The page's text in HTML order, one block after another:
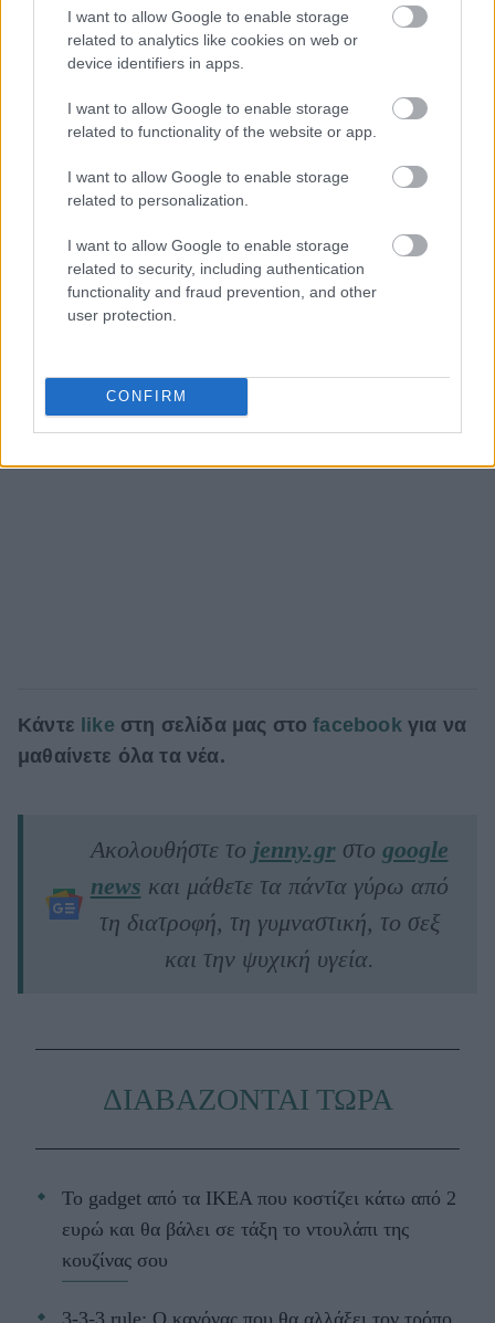
I want to allow Google to enable storage
related to analytics like cookies on web or
device identifiers in apps.
I want to allow Google to enable storage
related to functionality of the website or app.
I want to allow Google to enable storage
related to personalization.
I want to allow Google to enable storage
related to security, including authentication
functionality and fraud prevention, and other
user protection.
CONFIRM
Κάντε like στη σελίδα μας στοfacebookγια να
μαθαίνετε όλα τα νέα.
Ακολουθήστε το jenny.grστο google
news και μάθετε τα πάντα γύρω από
τη διατροφή, τη γυμναστική, το σεξ
και την ψυχική υγεία.
ΔΙΑΒΑΖΟΝΤΑΙ ΤΩΡΑ
Το gadget από τα IKEA που κοστίζει κάτω από 2
ευρώ και θα βάλει σε τάξη το ντουλάπι της
κουζίνας σου
3-3-3 rule: Ο κανόνας που θα αλλάξει τον τρόπο